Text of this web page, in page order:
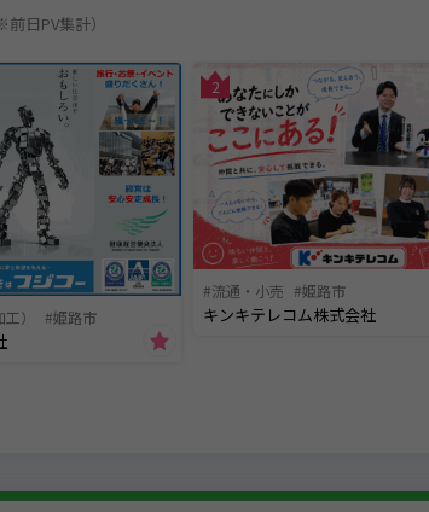
日PV集計）
） 姫路市
2
流通・小売 姫路市
キンキテレコム株式会社